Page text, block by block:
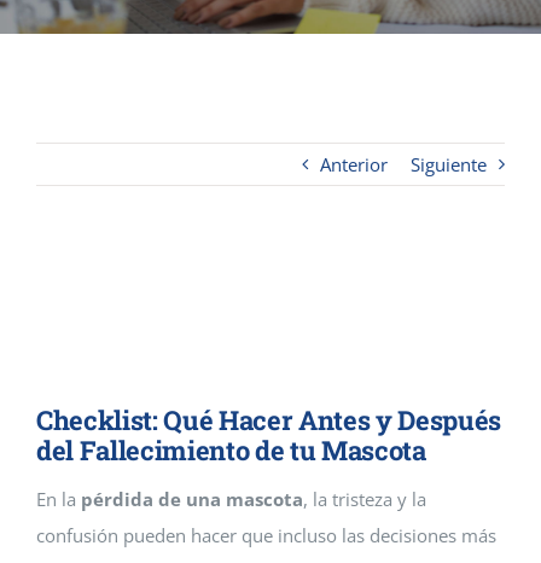
Anterior Siguiente
Checklist: Qué Hacer Antes y Después
del Fallecimiento de tu Mascota
En la pérdida de una mascota, la tristeza y la
confusión pueden hacer que incluso las decisiones más